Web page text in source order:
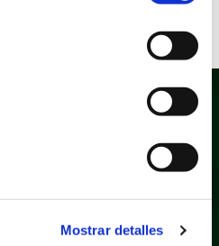
Mostrar detalles
Aviso legal